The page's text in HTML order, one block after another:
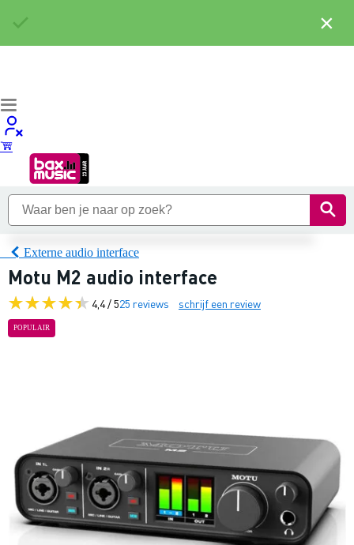
Externe audio interface
Motu M2 audio interface
4,4 / 525 reviews schrijf een review
POPULAIR
×